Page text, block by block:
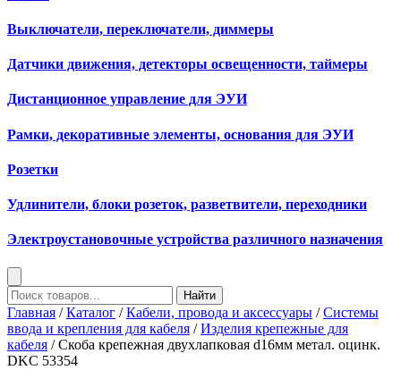
Выключатели, переключатели, диммеры
Датчики движения, детекторы освещенности, таймеры
Дистанционное управление для ЭУИ
Рамки, декоративные элементы, основания для ЭУИ
Розетки
Удлинители, блоки розеток, разветвители, переходники
Электроустановочные устройства различного назначения
Найти
Главная /Каталог /Кабели, провода и аксессуары /Системы
ввода и крепления для кабеля /Изделия крепежные для
кабеля / Скоба крепежная двухлапковая d16мм метал. оцинк.
DKC 53354